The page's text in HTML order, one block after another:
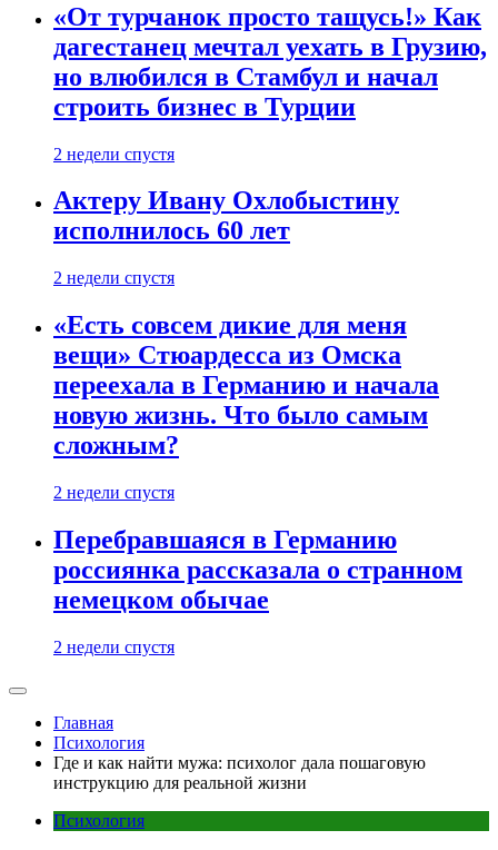
«От турчанок просто тащусь!» Как
дагестанец мечтал уехать в Грузию,
но влюбился в Стамбул и начал
строить бизнес в Турции
2 недели спустя
Актеру Ивану Охлобыстину
исполнилось 60 лет
2 недели спустя
«Есть совсем дикие для меня
вещи» Стюардесса из Омска
переехала в Германию и начала
новую жизнь. Что было самым
сложным?
2 недели спустя
Перебравшаяся в Германию
россиянка рассказала о странном
немецком обычае
2 недели спустя
Главная
Психология
Где и как найти мужа: психолог дала пошаговую
инструкцию для реальной жизни
Психология